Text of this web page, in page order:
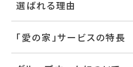
選ばれる理由
「愛の家」サービスの特長